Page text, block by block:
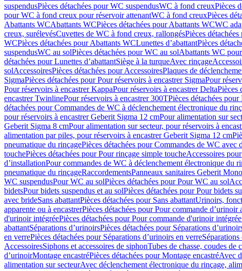
suspendusPièces détachées pour WC suspendusWC à fond creuxPièces
pour WC à fond creux pour réservoir attenantWC à fond creuxPièces
Abattants WCAbattants WCPièces détachées pour Abattants WCWC
creux, surélevésCuvettes de WC à fond creux, rallongésPièces
WCPièces détachées pour Abattants WCLunettes d’abattantPièces
suspendusWC au solPièces détachées pour WC au solAbattants WC
détachées pour Lunettes d’abattantSiège à la turqueAvec rinçage
solAccessoiresPièces détachées pour AccessoiresPlaques de
SigmaPièces détachées pour Pour réservoirs à encastrer SigmaPour
Pour réservoirs à encastrer KappaPour réservoirs à encastrer DeltaPièces
encastrer TwinlinePour réservoirs à encastrer 300TPièces détachées
détachées pour Commandes de WC à déclenchement électronique du
pour réservoirs à encastrer Geberit Sigma 12 cmPour alimentation sur
Geberit Sigma 8 cmPour alimentation sur secteur, pour réservoirs à
alimentation par piles, pour réservoirs à encastrer Geberit Sigma 12 cm
pneumatique du rinçagePièces détachées pour Commandes de WC
touchePièces détachées pour Pour rinçage simple toucheAccessoires
d’installationPour commandes de WC à déclenchement électronique du
pneumatique du rinçageRaccordementsPanneaux sanitaires Geberit
WC suspendusPour WC au solPièces détachées pour Pour WC au sol
bidetsPour bidets suspendus et au solPièces détachées pour Pour bidets
avec brideSans abattantPièces détachées pour Sans abattantUrinoirs,
apparente ou à encastrerPièces détachées pour Pour commande d’urinoir
d'urinoir intégréePièces détachées pour Pour commande d'urinoir intégrée
abattantSéparations d’urinoirsPièces détachées pour Séparations
en verrePièces détachées pour Séparations d’urinoirs en verre
AccessoiresSiphons et accessoires de siphonTubes de chasse, coudes de
dʼurinoirMontage encastréPièces détachées pour Montage encastréAvec
alimentation sur secteurAvec déclenchement électronique du rinçage,